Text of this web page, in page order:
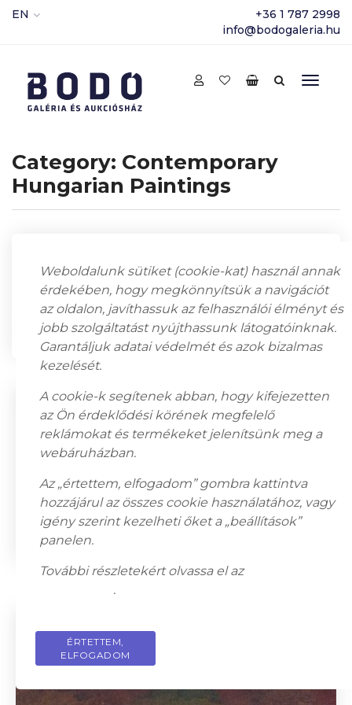
EN
+36 1 787 2998
info@bodogaleria.hu
Category: Contemporary
Hungarian Paintings
Béla Tilless (1932–2018): Still Life, 1964
Weboldalunk sütiket (cookie-kat) használ annak
érdekében, hogy megkönnyítsük a navigációt
az oldalon, javíthassuk az felhasználói élményt és
jobb szolgáltatást nyújthassunk látogatóinknak.
Garantáljuk adatai védelmét és azok bizalmas
kezelését.
A cookie-k segítenek abban, hogy kifejezetten
az Ön érdeklődési körének megfelelő
reklámokat és termékeket jelenítsünk meg a
webáruházban.
Az „értettem, elfogadom” gombra kattintva
hozzájárul az összes cookie használatához, vagy
igény szerint kezelheti őket a „beállítások”
panelen.
További részletekért olvassa el az
.
ÉRTETTEM,
ELFOGADOM